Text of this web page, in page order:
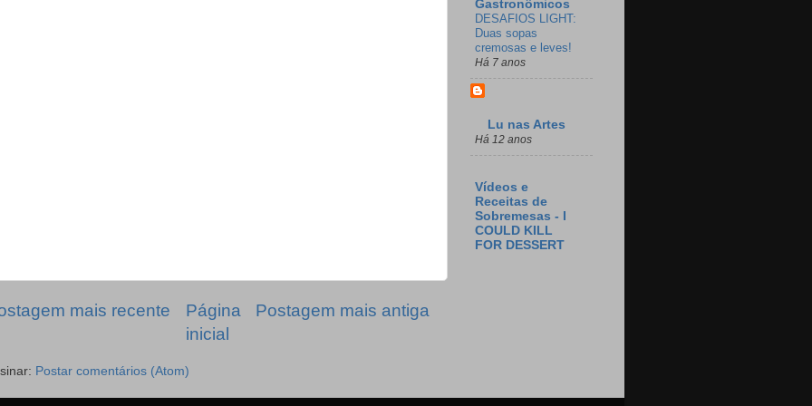
mais recente Postagem mais antiga
Página
inicial
Postar comentários (Atom)
Gastronômicos
DESAFIOS LIGHT:
Duas sopas
cremosas e leves!
Há 7 anos
Lu nas Artes
Há 12 anos
Vídeos e
Receitas de
Sobremesas - I
COULD KILL
FOR DESSERT